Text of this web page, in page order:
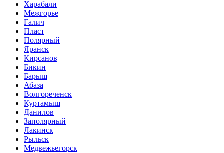
Харабали
Межгорье
Галич
Пласт
Полярный
Яранск
Кирсанов
Бикин
Барыш
Абаза
Волгореченск
Куртамыш
Данилов
Заполярный
Лакинск
Рыльск
Медвежьегорск